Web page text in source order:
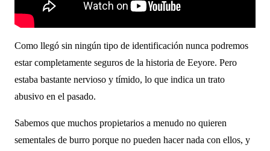
Como llegó sin ningún tipo de identificación nunca podremos
estar completamente seguros de la historia de Eeyore. Pero
estaba bastante nervioso y tímido, lo que indica un trato
abusivo en el pasado.
Sabemos que muchos propietarios a menudo no quieren
sementales de burro porque no pueden hacer nada con ellos, y